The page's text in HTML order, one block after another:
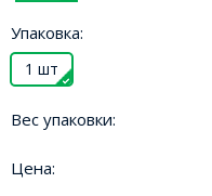
Упаковка:
1 шт
Вес упаковки:
Цена: